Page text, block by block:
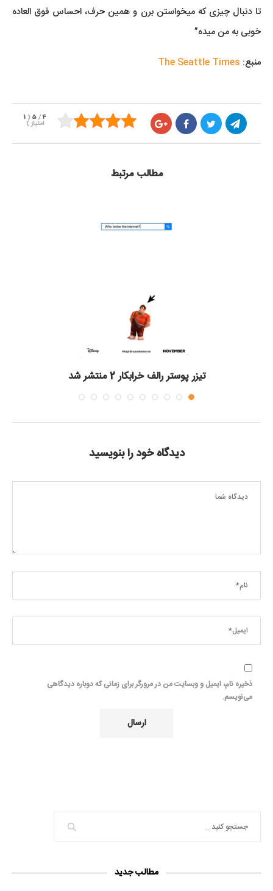
تا دنبال چیزی که میخواستن برن و همین حرف، احساس فوق العاده
خوبی به من میده”
منبع: The Seattle Times
4
/
5
(
1
امتیاز)
مطالب مرتبط
تیزر پوستر رالف خرابکار 2 منتشر شد
دیدگاه خود را بنویسید
ذخیره نام، ایمیل و وبسایت من در مرورگر برای زمانی که دوباره دیدگاهی
می‌نویسم.
مطالب جدید